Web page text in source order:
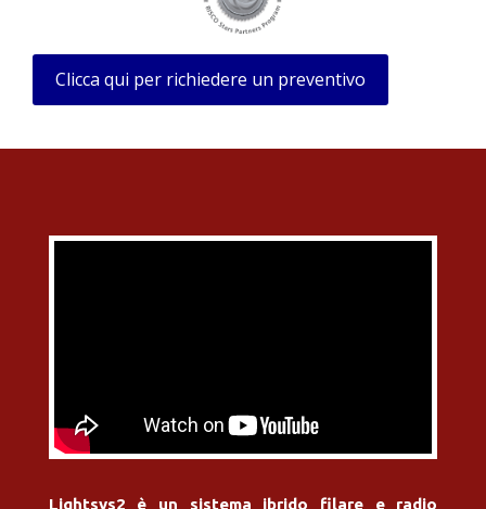
Clicca qui per richiedere un preventivo
Lightsys2 è un sistema ibrido filare e radio